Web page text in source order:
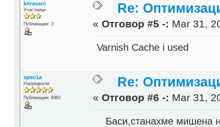
kitrasani
Участници
Публикации: 3
Re:
« Отговор #5 -: Mar 31,
Varnish Cache i used
spec1a
Напреднали
Публикации: 6982
Re:
« Отговор #6 -: Mar 31,
Бaси,станахме мишена